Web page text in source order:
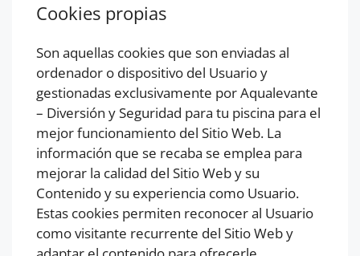
Cookies propias
Son aquellas cookies que son enviadas al
ordenador o dispositivo del Usuario y
gestionadas exclusivamente por Aqualevante
– Diversión y Seguridad para tu piscina para el
mejor funcionamiento del Sitio Web. La
información que se recaba se emplea para
mejorar la calidad del Sitio Web y su
Contenido y su experiencia como Usuario.
Estas cookies permiten reconocer al Usuario
como visitante recurrente del Sitio Web y